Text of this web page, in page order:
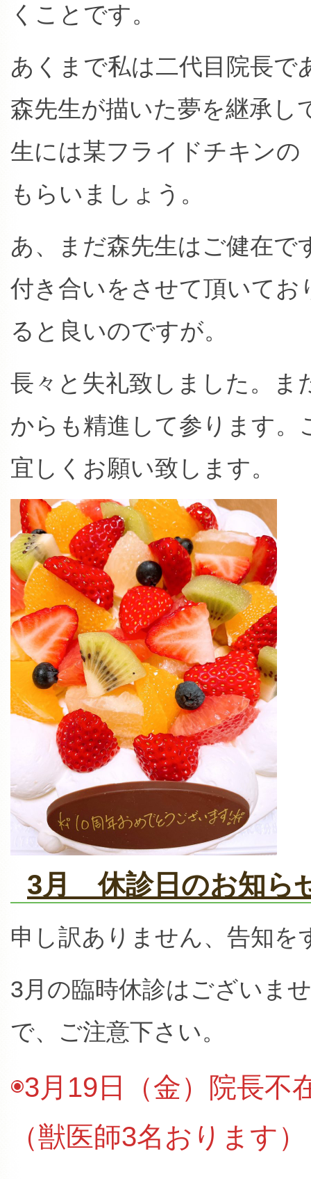
くことです。
あくまで私は二代目院長
森先生が描いた夢を継承し
生には某フライドチキン
もらいましょう。
あ、まだ森先生はご健在で
付き合いをさせて頂いてお
ると良いのですが。
長々と失礼致しました。ま
からも精進して参ります
宜しくお願い致します。
3月 休診日のお知ら
申し訳ありません、告知
3月の臨時休診はございま
で、ご注意下さい。
◉3月19日（金）院長
（獣医師3名おります）